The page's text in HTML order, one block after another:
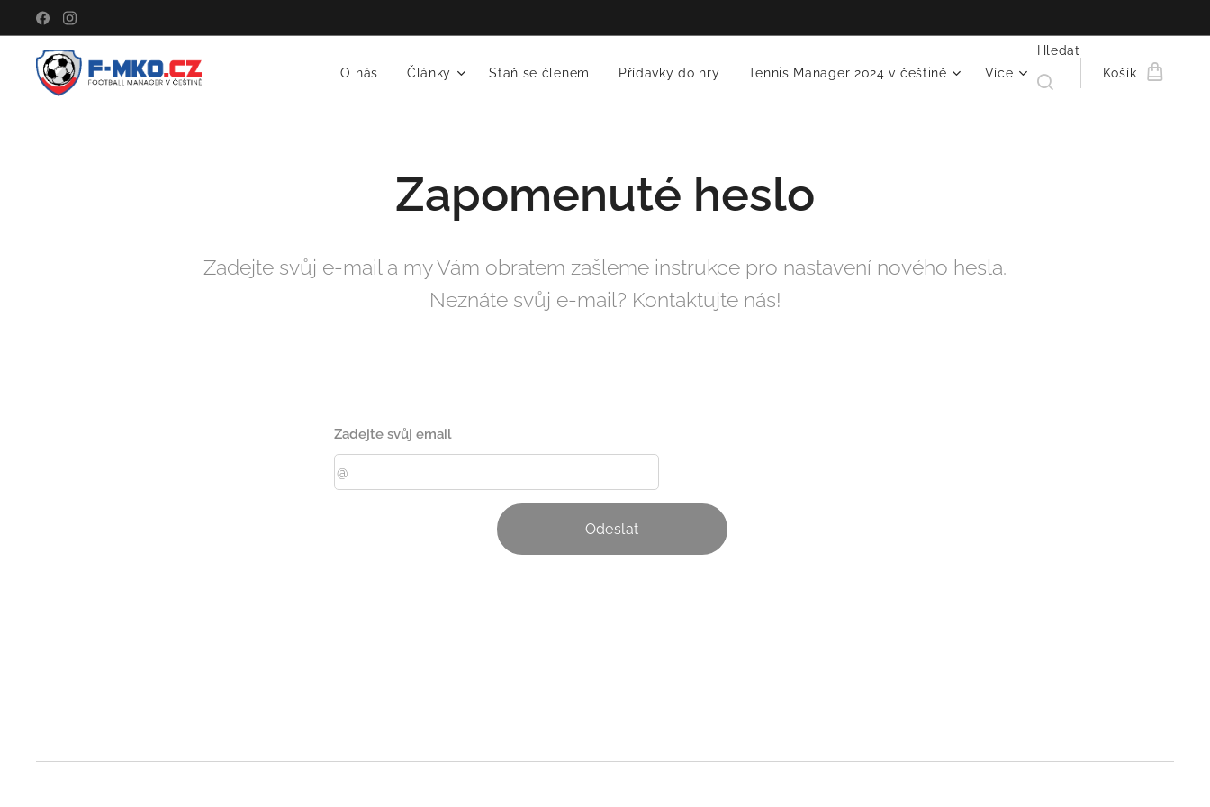
O nás Články Staň se členem Přídavky do hry Tennis Manager 2024 v češtině Více
Hledat
Košík
Zapomenuté heslo
Zadejte svůj e-mail a my Vám obratem zašleme instrukce pro nastavení nového hesla.
Neznáte svůj e-mail? Kontaktujte nás!
Zadejte svůj email
Odeslat